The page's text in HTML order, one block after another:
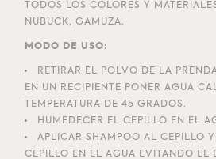
TODOS LOS COLORES Y
NUBUCK, GAMUZA.
MODO DE USO:
RETIRAR EL POLVO DE LA
EN UN RECIPIENTE PONER AGUA
TEMPERATURA DE 45 GRADOS.
HUMEDECER EL CEPILLO EN EL
APLICAR SHAMPOO AL CEPILLO
CEPILLO EN EL AGUA EVITANDO EL